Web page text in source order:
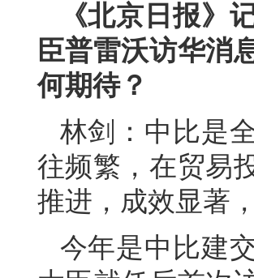
《北京日报》
臣普雷沃访华消
何期待？
林剑：中比是
往频繁，在贸易
推进，成效显著
今年是中比建